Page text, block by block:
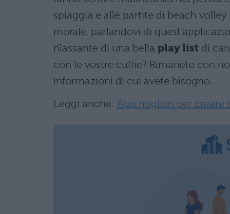
spiaggia e alle partite di beach
morale, parlandovi di
rilassante di una bella play list di
con le vostre cuffie? Rimanete con
informazioni di cui avete bisogno.
Leggi anche: App migliori per creare